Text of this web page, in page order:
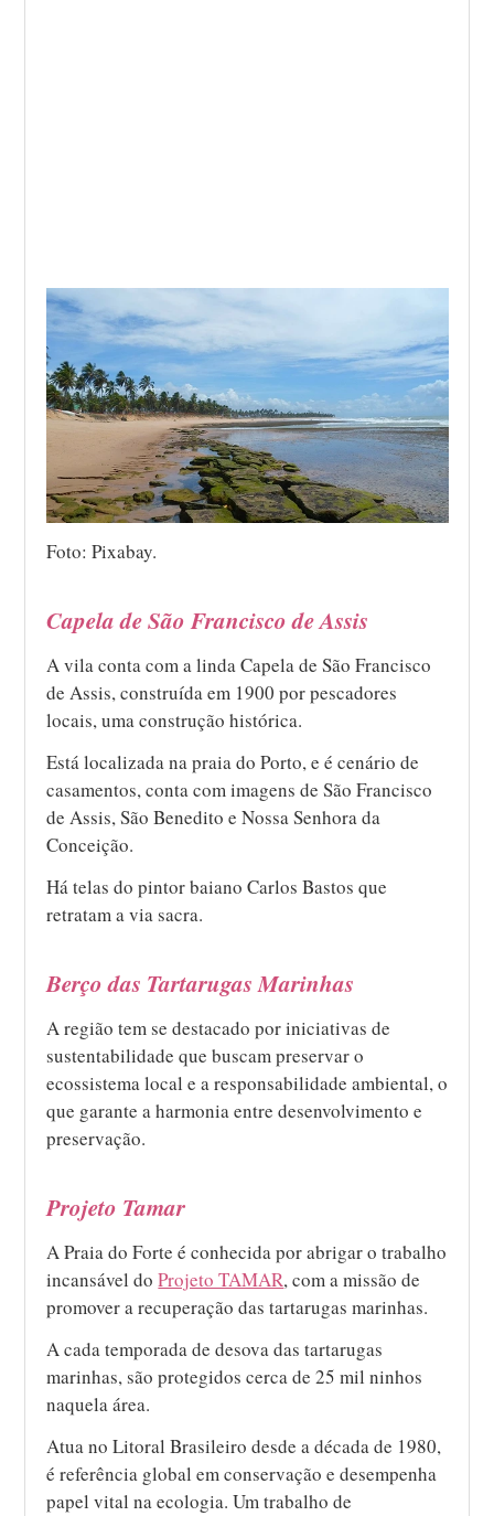
Foto: Pixabay.
Capela de São Francisco de Assis
A vila conta com a linda Capela de São Francisco
de Assis, construída em 1900 por pescadores
locais, uma construção histórica.
Está localizada na praia do Porto, e é cenário de
casamentos, conta com imagens de São Francisco
de Assis, São Benedito e Nossa Senhora da
Conceição.
Há telas do pintor baiano Carlos Bastos que
retratam a via sacra.
Berço das Tartarugas Marinhas
A região tem se destacado por iniciativas de
sustentabilidade que buscam preservar o
ecossistema local e a responsabilidade ambiental, o
que garante a harmonia entre desenvolvimento e
preservação.
Projeto Tamar
A Praia do Forte é conhecida por abrigar o trabalho
incansável doProjeto TAMAR, com a missão de
promover a recuperação das tartarugas marinhas.
A cada temporada de desova das tartarugas
marinhas, são protegidos cerca de 25 mil ninhos
naquela área.
Atua no Litoral Brasileiro desde a década de 1980,
é referência global em conservação e desempenha
papel vital na ecologia. Um trabalho de